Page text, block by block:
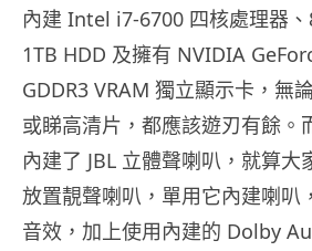
內建 Intel i7-6700 四核處理器、
1TB HDD 及擁有 NVIDIA
GDDR3 VRAM 獨立顯示卡，無
或睇高清片，都應該遊刃有餘。
內建了 JBL 立體聲喇叭，就算大
放置靚聲喇叭，單用它內建喇叭
音效，加上使用內建的 Dolby